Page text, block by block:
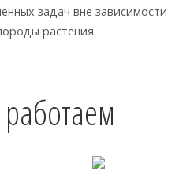
задач вне зависимости
растения.